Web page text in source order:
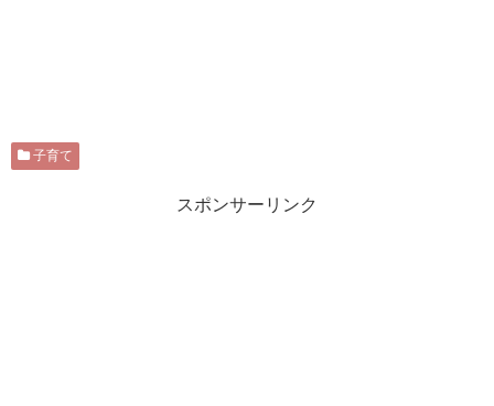
子育て
スポンサーリンク